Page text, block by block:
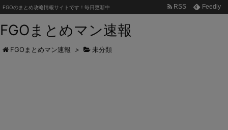
FGOまとめマン速報
FGOのまとめ攻略情報サイトです！毎日更新中 RSS Feedly
FGOまとめマン速報 > 未分類